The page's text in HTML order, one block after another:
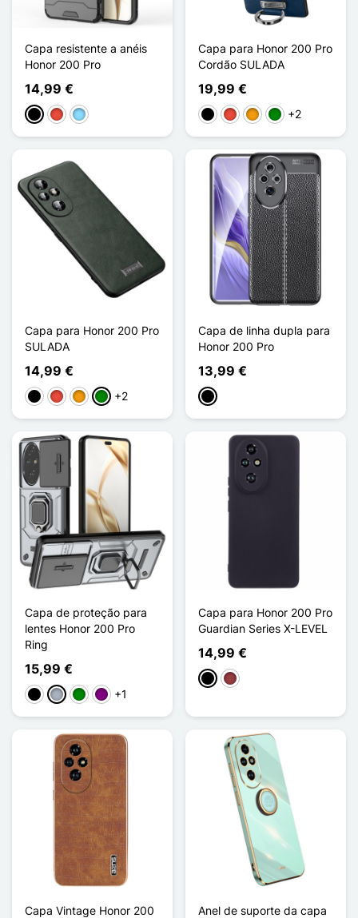
Capa resistente a anéis
Honor 200 Pro
14,99 €
PretoVermelhoAzul Claro
Capa para Honor 200 Pro
Cordão SULADA
19,99 €
PretoVermelho
LaranjaVerde
+2
Capa para Honor 200 Pro
SULADA
14,99 €
PretoVermelho
LaranjaVerde
+2
Capa de linha dupla para
Honor 200 Pro
13,99 €
Preto
Capa de proteção para
lentes Honor 200 Pro
Ring
15,99 €
PretoCinzento
VerdePúrpura
+1
Capa para Honor 200 Pro
Guardian Series X-LEVEL
14,99 €
PretoVermelho escuro
Capa Vintage Honor 200
Anel de suporte da capa